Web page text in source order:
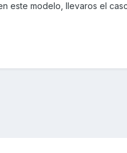
este modelo, llevaros el